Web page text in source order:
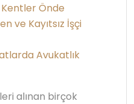
Kentler Önde
ve Kayıtsız İşçi
Avukatlık
alınan birçok